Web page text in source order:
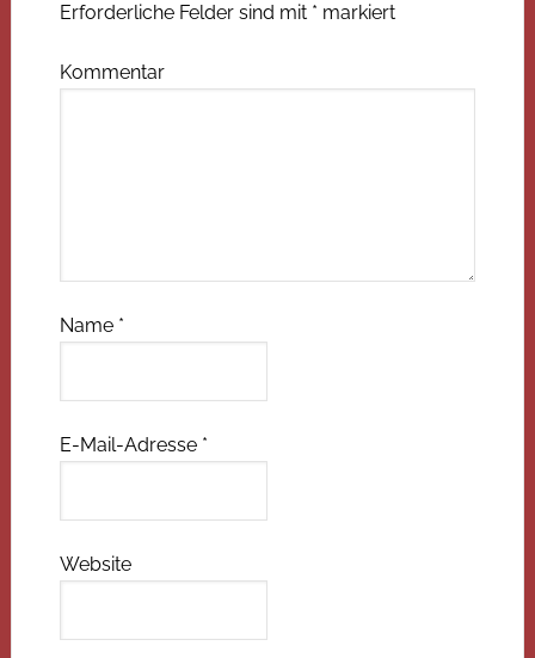
Erforderliche Felder sind mit * markiert
Kommentar
Name *
E-Mail-Adresse *
Website